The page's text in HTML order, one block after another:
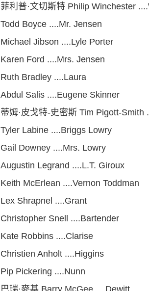
菲利普·文切斯特 Philip Winchester
Todd Boyce ....Mr. Jensen
Michael Jibson ....Lyle Porter
Karen Ford ....Mrs. Jensen
Ruth Bradley ....Laura
Abdul Salis ....Eugene Skinner
蒂姆·皮戈特-史密斯 Tim Pigott-Smith
Tyler Labine ....Briggs Lowry
Gail Downey ....Mrs. Lowry
Augustin Legrand ....L.T. Giroux
Keith McErlean ....Vernon Toddman
Lex Shrapnel ....Grant
Christopher Snell ....Bartender
Kate Robbins ....Clarise
Christien Anholt ....Higgins
Pip Pickering ....Nunn
巴瑞·麥基 Barry McGee ....Dewitt